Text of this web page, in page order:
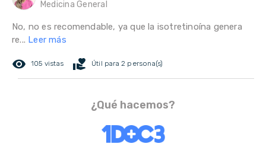
Medicina General
No, no es recomendable, ya que la isotretinoína genera
re... Leer más
remove_red_eye 105 vistas volunteer_activism Útil para 2 persona(s)
¿Qué hacemos?